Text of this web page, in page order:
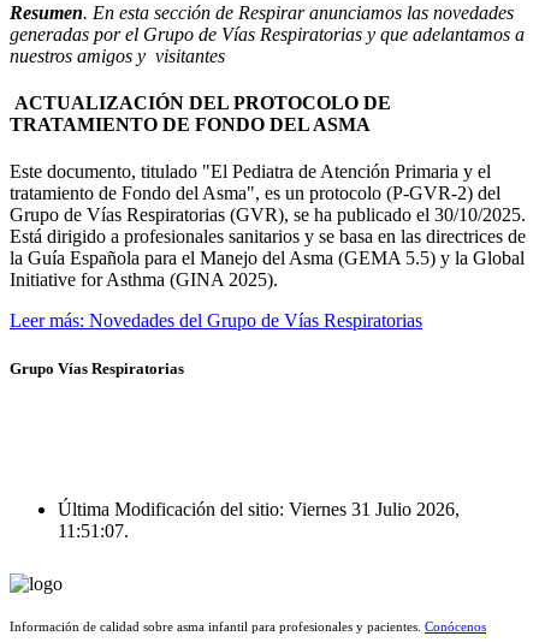
Resumen. En esta sección de Respirar anunciamos las novedades
generadas por el Grupo de Vías Respiratorias y que adelantamos a
nuestros amigos y visitantes
ACTUALIZACIÓN DEL PROTOCOLO DE
TRATAMIENTO DE FONDO DEL ASMA
Este documento, titulado "El Pediatra de Atención Primaria y el
tratamiento de Fondo del Asma", es un protocolo (P-GVR-2) del
Grupo de Vías Respiratorias (GVR), se ha publicado el 30/10/2025.
Está dirigido a profesionales sanitarios y se basa en las directrices de
la Guía Española para el Manejo del Asma (GEMA 5.5) y la Global
Initiative for Asthma (GINA 2025).
Leer más: Novedades del Grupo de Vías Respiratorias
Grupo Vías Respiratorias
Última Modificación del sitio: Viernes 31 Julio 2026,
11:51:07.
Información de calidad sobre asma infantil para profesionales y pacientes. Conócenos